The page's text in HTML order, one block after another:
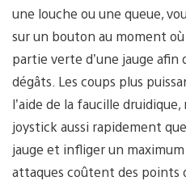
une louche ou une queue,
sur un bouton au moment
partie verte d’une jauge afin
dégâts. Les coups plus
l’aide de la faucille
joystick aussi rapidement
jauge et infliger un
attaques coûtent des points